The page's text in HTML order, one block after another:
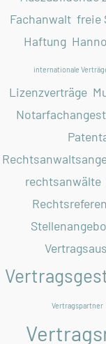
Fachanwalt freie
Haftung
internationale
Lizenzverträge
rechtsanwälte
Vertragspartner